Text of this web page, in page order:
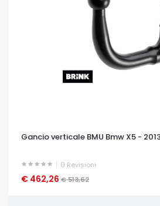
Gancio verticale BMU Bmw X5 -
0 Revisioni
€ 462,26 € 513,62
OCCHIATA VELOCE